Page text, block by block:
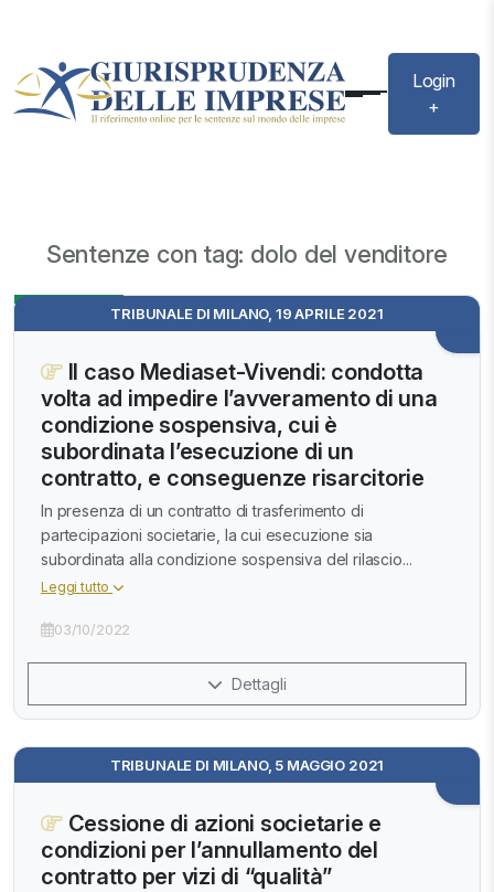
Login
+
Sentenze con tag: dolo del venditore
TRIBUNALE DI MILANO, 19 APRILE 2021
Il caso Mediaset-Vivendi: condotta
volta ad impedire l’avveramento di una
condizione sospensiva, cui è
subordinata l’esecuzione di un
contratto, e conseguenze risarcitorie
In presenza di un contratto di trasferimento di
partecipazioni societarie, la cui esecuzione sia
subordinata alla condizione sospensiva del rilascio...
Leggi tutto
03/10/2022
Dettagli
TRIBUNALE DI MILANO, 5 MAGGIO 2021
Cessione di azioni societarie e
condizioni per l’annullamento del
contratto per vizi di “qualità”